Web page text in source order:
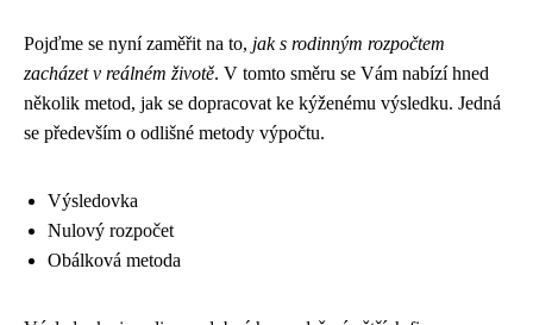
Pojďme se nyní zaměřit na to, jak s rodinným rozpočtem
zacházet v reálném životě. V tomto směru se Vám nabízí hned
několik metod, jak se dopracovat ke kýženému výsledku. Jedná
se především o odlišné metody výpočtu.
Výsledovka
Nulový rozpočet
Obálková metoda